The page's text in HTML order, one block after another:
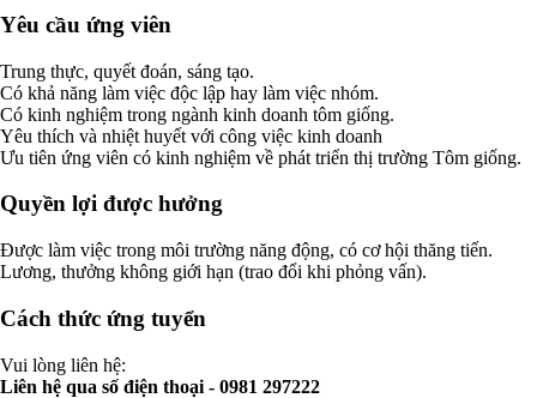
Yêu cầu ứng viên
Trung thực, quyết đoán, sáng tạo.
Có khả năng làm việc độc lập hay làm việc nhóm.
Có kinh nghiệm trong ngành kinh doanh tôm giống.
Yêu thích và nhiệt huyết với công việc kinh doanh
Ưu tiên ứng viên có kinh nghiệm về phát triển thị trường Tôm giống.
Quyền lợi được hưởng
Được làm việc trong môi trường năng động, có cơ hội thăng tiến.
Lương, thưởng không giới hạn (trao đổi khi phỏng vấn).
Cách thức ứng tuyển
Vui lòng liên hệ:
Liên hệ qua số điện thoại - 0981 297222